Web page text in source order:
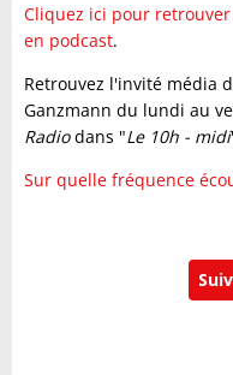
Cliquez ici pour
en podcast.
Retrouvez l'invité média
Ganzmann du lundi au
Radiodans "Le 10h - midi
Sur quelle fréquence